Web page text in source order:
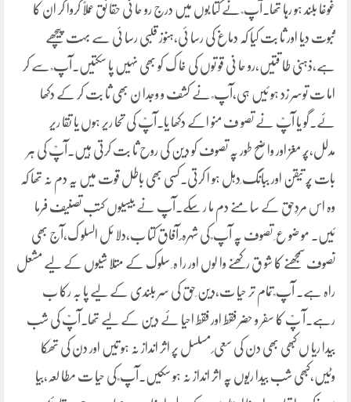
غوغا بلند ہو رہا تھا۔آپ ؒ نے کتا بوں میں درج رو حا نی حقا ئق عملًا کروا کر ان کا
ثبوت دیا اور ثا بت کیا کہ دماغ کی رسا ئی،ہنوز قلبی رسا ئی سے بہت پیچھے
ہے،ذہنی طا قتیں،رو حا نی قو توں کی خا ک کو بھی نہیں پا سکتیں۔آپ ؒ سے کر
اما ت توسر زد ہو ئیں ہی،آپ ؒ نے کشف و وجدا ن بھی ثا بت کر کے دکھا
ئے۔گو یا آپؒ نے تصو ف منو اکے دکھا یا۔آپؒ کی تحا ریر ہوں یا تقا ریر
مدلل،پُر مغز اور وا ضح طور پہ تصوف کو دین کی روح ثا بت کرتی ہیں۔آپؒ کی ہر
بات پُر تیقن اور ببانگ ِدہل ہو ا کرتی۔کسی بھی باطل قوت میں یہ دم نہ تھا کہ
وہ اس مردِحق کے سا منے دم ما ر سکے۔آپ نے بیسیوں کتب تصنیف فرما
ئیں۔ مو ضو ع ِ تصوف پہ آپ ؒ کی شہرہ ٔ آفاق کتا ب،دلا ئل السلو ک،آج بھی
تصوف سمجھنے کا شو ق رکھنے وا لوں اور را ہ ِ سلوک کے متلا شیوں کے لیے مشعل
راہ ہے۔ آپ ؒ تمام تر حیا ت،دین ِحق کی سر بلندی کے لیے پا بہ رکا ب
رہے۔آ پؒ کا سفر و حضر فقط اور فقط احیا ئے دین کے لیے تھا۔آپؒ کی شب
بیدا ریا ں کبھی بھی دن کی سعی ٔ مسلسل پر اثر انداز نہ ہو تیں اور دن کی تھکا
وٹیں،کبھی شب بیدا ریوں پہ اثر انداز نہ ہو سکیں۔آپ ؒ کی حیا ت مطا لعہ،بیا